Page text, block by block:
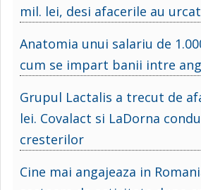
mil. lei, desi afacerile au
Anatomia unui salariu de
cum se impart banii intre
Grupul Lactalis a trecut de
lei. Covalact si LaDorna
cresterilor
Cine mai angajeaza in